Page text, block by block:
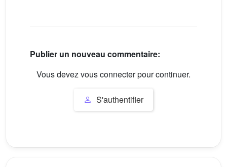
Publier un nouveau commentaire:
Vous devez vous connecter pour continuer.
S'authentifier